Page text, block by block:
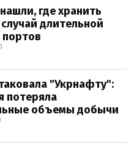
где хранить
длительной
"Укрнафту":
потеряла
объемы добычи